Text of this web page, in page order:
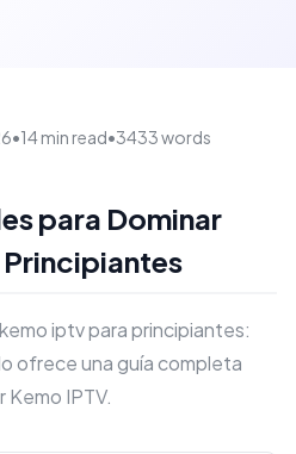
•14 min read•3433 words
para Dominar
Principiantes
iptv para principiantes:
ofrece una guía completa
IPTV.